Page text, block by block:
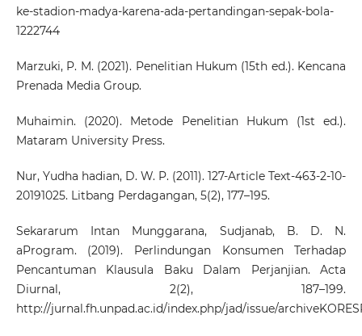
ke-stadion-madya-karena-ada-pertandingan-sepak-bola-
1222744
Marzuki, P. M. (2021). Penelitian Hukum (15th ed.). Kencana
Prenada Media Group.
Muhaimin. (2020). Metode Penelitian Hukum (1st ed.).
Mataram University Press.
Nur, Yudha hadian, D. W. P. (2011). 127-Article Text-463-2-10-
20191025. Litbang Perdagangan, 5(2), 177–195.
Sekararum Intan Munggarana, Sudjanab, B. D. N.
aProgram. (2019). Perlindungan Konsumen Terhadap
Pencantuman Klausula Baku Dalam Perjanjian. Acta
Diurnal, 2(2), 187–199.
http://jurnal.fh.unpad.ac.id/index.php/jad/issue/